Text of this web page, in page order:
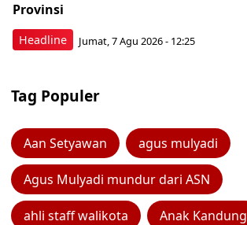
Headline
Provinsi
Jumat, 7 Agu 2026 - 12:25
Tag Populer
Aan Setyawan agus mulyadi
Agus Mulyadi mundur dari ASN
ahli staff walikota Anak Kandung